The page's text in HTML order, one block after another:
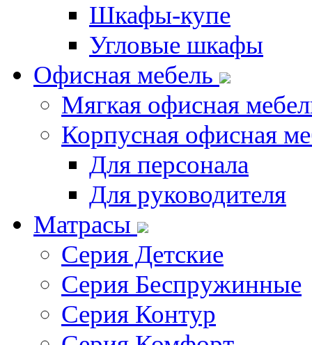
Шкафы-купе
Угловые шкафы
Офисная мебель
Мягкая офисная
Корпусная офисная
Для персонала
Для руководителя
Матрасы
Серия Детские
Серия Беспружинные
Серия Контур